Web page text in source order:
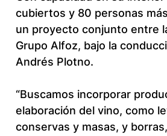
cubiertos y 80 personas
un proyecto conjunto entre
Grupo Alfoz, bajo la
Andrés Plotno.
“Buscamos incorporar
elaboración del vino, como
conservas y masas, y